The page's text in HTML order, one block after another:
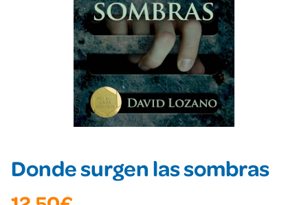
Donde surgen las sombras